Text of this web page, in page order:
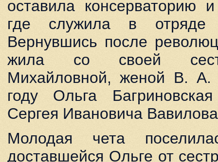
оставила консерваторию
где служила в отряде
Вернувшись после
жила со своей
Михайловной, женой В.
году Ольга
Сергея Ивановича
Молодая чета
доставшейся Ольге от